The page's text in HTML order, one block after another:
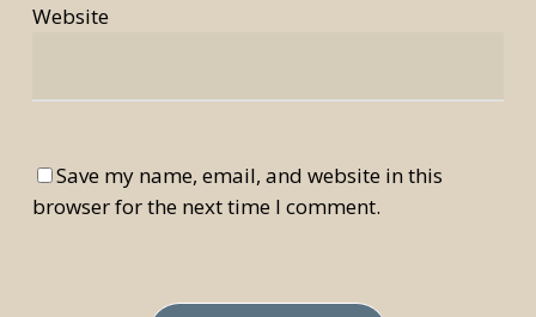
Website
Save my name, email, and website in this
browser for the next time I comment.